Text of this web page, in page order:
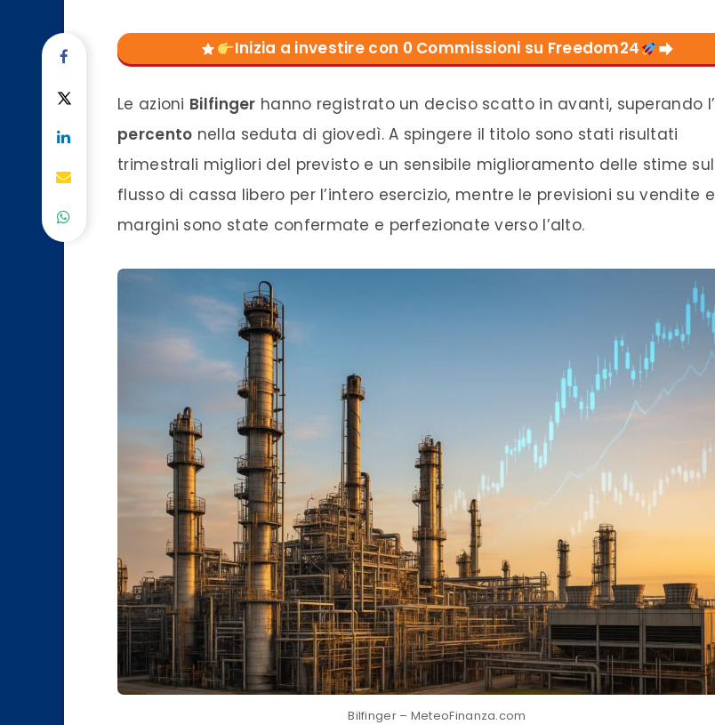
Inizia a investire con 0 Commissioni su Freedom24
Le azioni Bilfinger hanno registrato un deciso scatto in avanti, superando l’
percento nella seduta di giovedì. A spingere il titolo sono stati risultati
trimestrali migliori del previsto e un sensibile miglioramento delle stime sul
flusso di cassa libero per l’intero esercizio, mentre le previsioni su vendite e
margini sono state confermate e perfezionate verso l’alto.
Bilfinger – MeteoFinanza.com